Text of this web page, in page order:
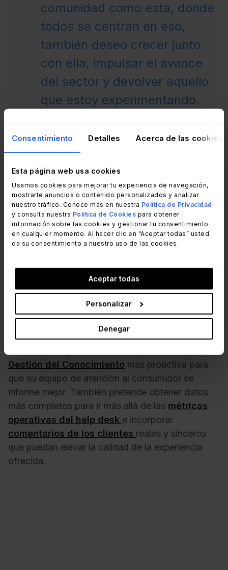
Consentimiento Detalles Acerca de las cookies
Esta página web usa cookies
Usamos cookies para mejorar tu experiencia de navegación,
mostrarte anuncios o contenido personalizados y analizar
nuestro tráfico. Conoce más en nuestra Política de Privacidad
y consulta nuestra Política de Cookies para obtener
información sobre las cookies y gestionar tu consentimiento
en cualquier momento. Al hacer clic en “Aceptar todas” usted
da su consentimiento a nuestro uso de las cookies.
Aceptar todas
Personalizar
Denegar
comunidad como esta, donde
todos se centran en eso,
también deseo crecer junto
con ella, impulsar el avance
del sector y devolver aquello
que estoy experimentando.
personas que están pasando
por algo que yo ya pasé antes
de llegar ahí?"
Neal Travis
Director de Asistencia y Admisiones de AIHR
Episodio 72 deTicket Volume
Para finalizar, Travis se adentró en algunos de sus
proyectos y desafíos actuales. El año que viene
se centrará en reforzar la oferta deautoservicio
Gestión del Conocimiento más proactiva para
que su equipo de atención al consumidor se
informe mejor. También pretende obtener datos
más completos para ir más allá de las métricas
operativas del help desk e incorporar
comentarios de los clientes reales y sinceros
que puedan elevar la calidad de la experiencia
ofrecida.